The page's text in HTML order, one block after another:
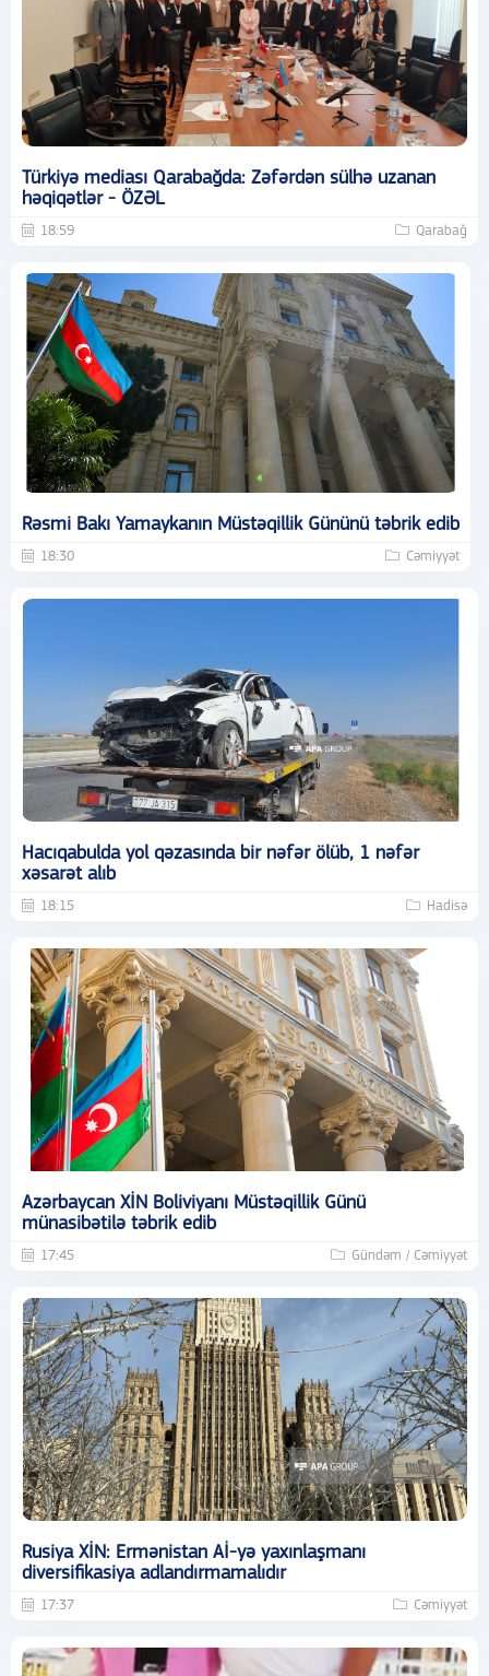
Türkiyə mediası Qarabağda: Zəfərdən sülhə uzanan
həqiqətlər - ÖZƏL
18:59 Qarabağ
Rəsmi Bakı Yamaykanın Müstəqillik Gününü təbrik edib
18:30 Cəmiyyət
Hacıqabulda yol qəzasında bir nəfər ölüb, 1 nəfər
xəsarət alıb
18:15 Hadisə
Azərbaycan XİN Boliviyanı Müstəqillik Günü
münasibətilə təbrik edib
17:45 Gündəm / Cəmiyyət
Rusiya XİN: Ermənistan Aİ-yə yaxınlaşmanı
diversifikasiya adlandırmamalıdır
17:37 Cəmiyyət